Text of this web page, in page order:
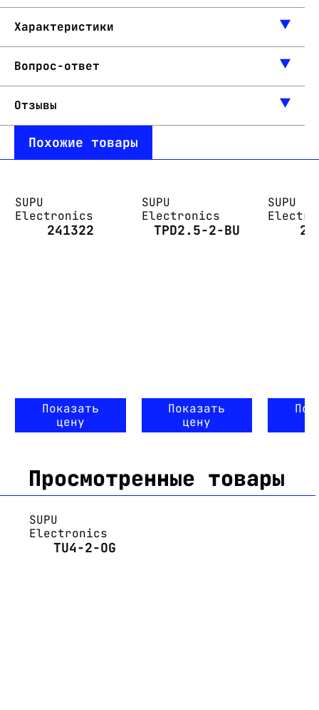
Характеристики
Вопрос-ответ
Отзывы
Похожие товары
SUPU
Electronics
241322
Показать
цену
SUPU
Electronics
TPD2.5-2-BU
Показать
цену
SUPU
Просмотренные товары
SUPU
Electronics
TU4-2-OG